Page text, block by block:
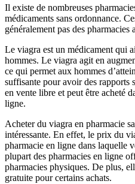
Il existe de nombreuses
médicaments sans ordonnance.
généralement pas des pharmacies
Le viagra est un médicament qui
hommes. Le viagra agit en
ce qui permet aux hommes
suffisante pour avoir des rapports
en vente libre et peut être acheté
ligne.
Acheter du viagra en pharmacie
intéressante. En effet, le prix du
pharmacie en ligne dans laquelle
plupart des pharmacies en ligne
pharmacies physiques. De plus,
gratuite pour certains achats.